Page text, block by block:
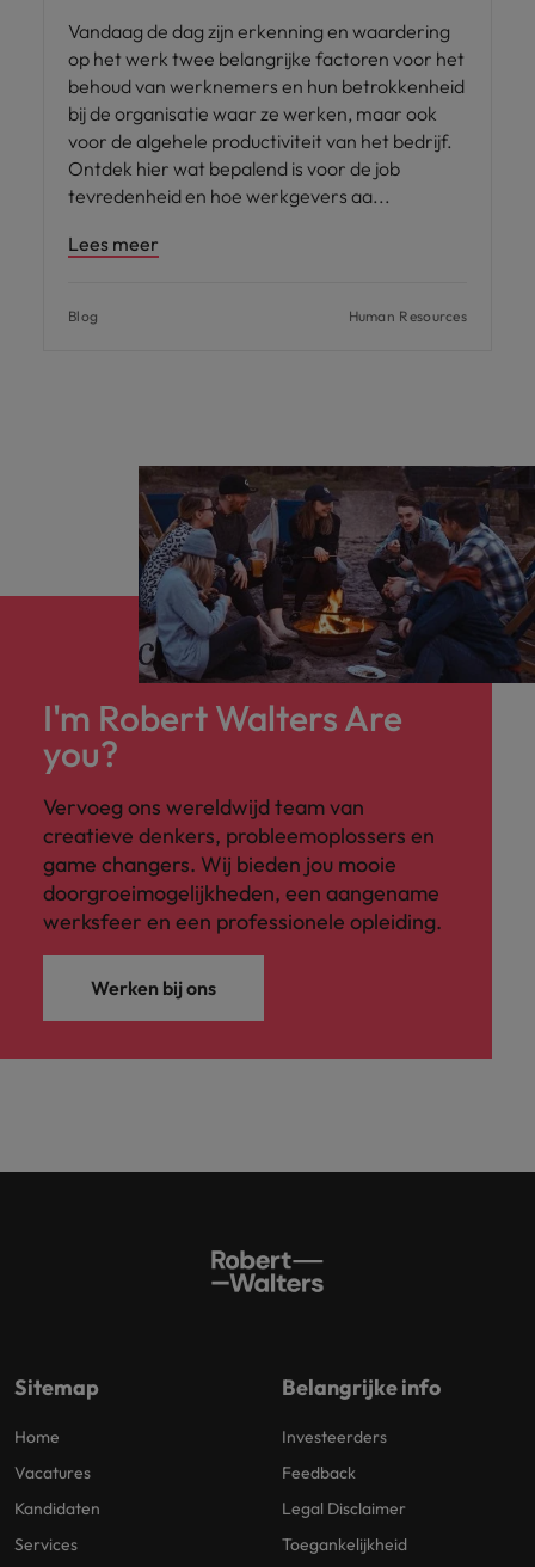
Vandaag de dag zijn erkenning en waardering
op het werk twee belangrijke factoren voor het
behoud van werknemers en hun betrokkenheid
bij de organisatie waar ze werken, maar ook
voor de algehele productiviteit van het bedrijf.
Ontdek hier wat bepalend is voor de job
tevredenheid en hoe werkgevers aa
Lees meer
Blog Human Resources
I'm Robert Walters Are
you?
Vervoeg ons wereldwijd team van
creatieve denkers, probleemoplossers en
game changers. Wij bieden jou mooie
doorgroeimogelijkheden, een aangename
werksfeer en een professionele opleiding.
Werken bij ons
Sitemap
Home
Vacatures
Kandidaten
Services
Belangrijke info
Investeerders
Feedback
Legal Disclaimer
Toegankelijkheid